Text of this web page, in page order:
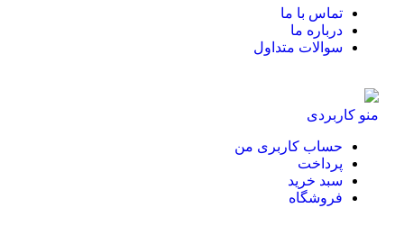
تماس با ما
درباره ما
سوالات متداول
منو کاربردی
حساب کاربری من
پرداخت
سبد خرید
فروشگاه